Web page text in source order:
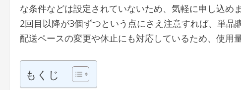
な条件などは設定されていないため、気軽に申し込めま
2回目以降が3個ずつという点にさえ注意すれば、単品
配送ペースの変更や休止にも対応しているため、使用
もくじ